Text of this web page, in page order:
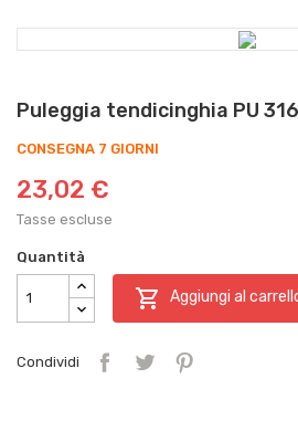
Puleggia tendicinghia PU
CONSEGNA 7 GIORNI
23,02 €
Tasse escluse
Quantità
 Aggiungi al
Condividi